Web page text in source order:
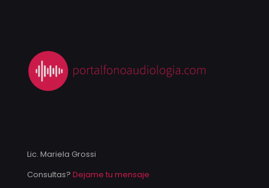
Lic. Mariela Grossi
Consultas? Dejame tu mensaje